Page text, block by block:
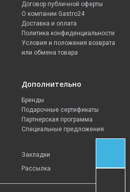
Договор публичной оферты
О компании Gastro24
Доставка и оплата
Политика конфиденциальности
Условия и положения возврата
или обмена товара
Дополнительно
Бренды
Подарочные сертификаты
Партнерская программа
Специальные предложения
Закладки
Рассылка